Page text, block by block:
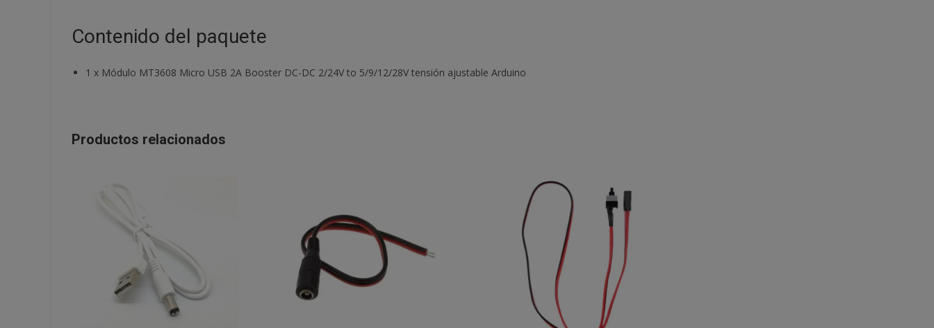
Contenido del paquete
1 x Módulo MT3608 Micro USB 2A Booster DC-DC 2/24V to 5/9/12/28V tensión ajustable Arduino
Productos relacionados